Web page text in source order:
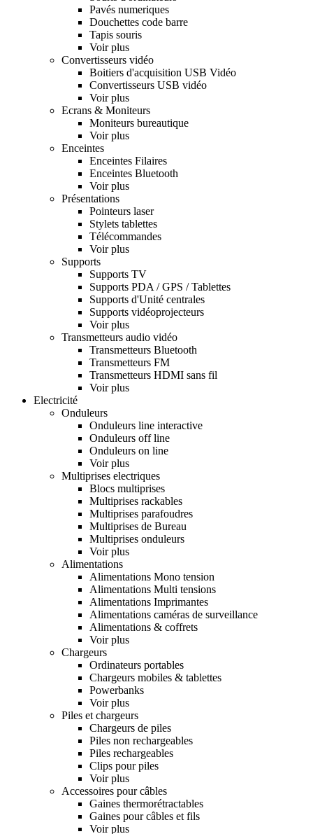
Pavés numeriques
Douchettes code barre
Tapis souris
Voir plus
Convertisseurs vidéo
Boitiers d'acquisition USB Vidéo
Convertisseurs USB vidéo
Voir plus
Ecrans & Moniteurs
Moniteurs bureautique
Voir plus
Enceintes
Enceintes Filaires
Enceintes Bluetooth
Voir plus
Présentations
Pointeurs laser
Stylets tablettes
Télécommandes
Voir plus
Supports
Supports TV
Supports PDA / GPS / Tablettes
Supports d'Unité centrales
Supports vidéoprojecteurs
Voir plus
Transmetteurs audio vidéo
Transmetteurs Bluetooth
Transmetteurs FM
Transmetteurs HDMI sans fil
Voir plus
Electricité
Onduleurs
Onduleurs line interactive
Onduleurs off line
Onduleurs on line
Voir plus
Multiprises electriques
Blocs multiprises
Multiprises rackables
Multiprises parafoudres
Multiprises de Bureau
Multiprises onduleurs
Voir plus
Alimentations
Alimentations Mono tension
Alimentations Multi tensions
Alimentations Imprimantes
Alimentations caméras de surveillance
Alimentations & coffrets
Voir plus
Chargeurs
Ordinateurs portables
Chargeurs mobiles & tablettes
Powerbanks
Voir plus
Piles et chargeurs
Chargeurs de piles
Piles non rechargeables
Piles rechargeables
Clips pour piles
Voir plus
Accessoires pour câbles
Gaines thermorétractables
Gaines pour câbles et fils
Voir plus